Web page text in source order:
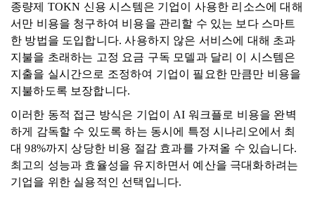
종량제 TOKN 신용 시스템은 기업이 사용한 리소스에 대해
서만 비용을 청구하여 비용을 관리할 수 있는 보다 스마트
한 방법을 도입합니다. 사용하지 않은 서비스에 대해 초과
지불을 초래하는 고정 요금 구독 모델과 ​​달리 이 시스템은
지출을 실시간으로 조정하여 기업이 필요한 만큼만 비용을
지불하도록 보장합니다.
이러한 동적 접근 방식은 기업이 AI 워크플로 비용을 완벽
하게 감독할 수 있도록 하는 동시에 특정 시나리오에서 최
대 98%까지 상당한 비용 절감 효과를 가져올 수 있습니다.
최고의 성능과 효율성을 유지하면서 예산을 극대화하려는
기업을 위한 실용적인 선택입니다.